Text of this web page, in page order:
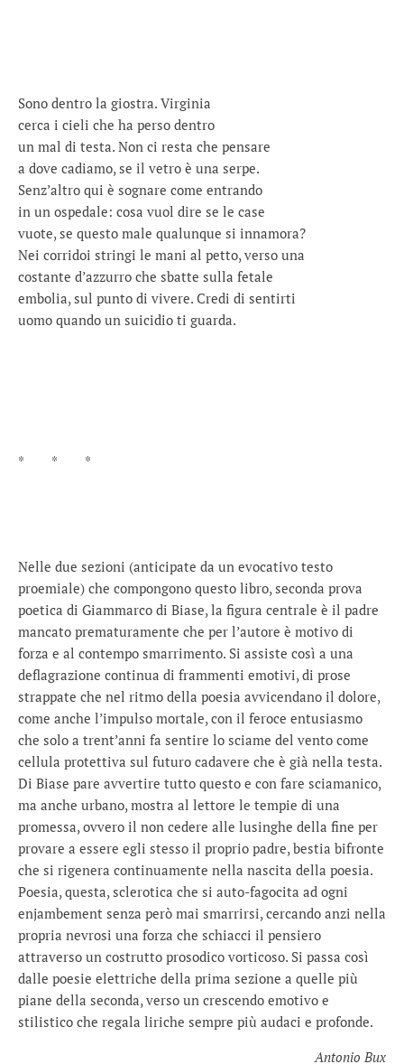
Sono dentro la giostra. Virginia
cerca i cieli che ha perso dentro
un mal di testa. Non ci resta che pensare
a dove cadiamo, se il vetro è una serpe.
Senz’altro qui è sognare come entrando
in un ospedale: cosa vuol dire se le case
vuote, se questo male qualunque si innamora?
Nei corridoi stringi le mani al petto, verso una
costante d’azzurro che sbatte sulla fetale
embolia, sul punto di vivere. Credi di sentirti
uomo quando un suicidio ti guarda.
* * *
Nelle due sezioni (anticipate da un evocativo testo
proemiale) che compongono questo libro, seconda prova
poetica di Giammarco di Biase, la figura centrale è il padre
mancato prematuramente che per l’autore è motivo di
forza e al contempo smarrimento. Si assiste così a una
deflagrazione continua di frammenti emotivi, di prose
strappate che nel ritmo della poesia avvicendano il dolore,
come anche l’impulso mortale, con il feroce entusiasmo
che solo a trent’anni fa sentire lo sciame del vento come
cellula protettiva sul futuro cadavere che è già nella testa.
Di Biase pare avvertire tutto questo e con fare sciamanico,
ma anche urbano, mostra al lettore le tempie di una
promessa, ovvero il non cedere alle lusinghe della fine per
provare a essere egli stesso il proprio padre, bestia bifronte
che si rigenera continuamente nella nascita della poesia.
Poesia, questa, sclerotica che si auto-fagocita ad ogni
enjambement senza però mai smarrirsi, cercando anzi nella
propria nevrosi una forza che schiacci il pensiero
attraverso un costrutto prosodico vorticoso. Si passa così
dalle poesie elettriche della prima sezione a quelle più
piane della seconda, verso un crescendo emotivo e
stilistico che regala liriche sempre più audaci e profonde.
Antonio Bux